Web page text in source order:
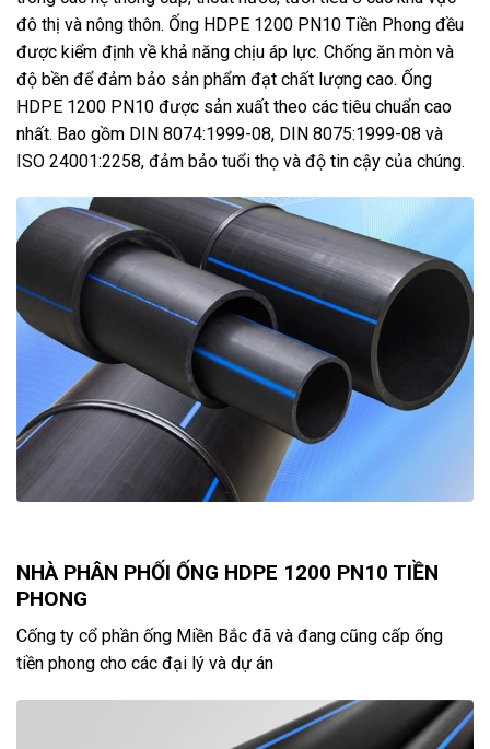
đô thị và nông thôn. Ống HDPE 1200 PN10 Tiền Phong đều
được kiểm định về khả năng chịu áp lực. Chống ăn mòn và
độ bền để đảm bảo sản phẩm đạt chất lượng cao. Ống
HDPE 1200 PN10 được sản xuất theo các tiêu chuẩn cao
nhất. Bao gồm DIN 8074:1999-08, DIN 8075:1999-08 và
ISO 24001:2258, đảm bảo tuổi thọ và độ tin cậy của chúng.
NHÀ PHÂN PHỐI ỐNG HDPE 1200 PN10 TIỀN
PHONG
Cống ty cổ phần ống Miền Bắc đã và đang cũng cấp ống
tiền phong cho các đại lý và dự án